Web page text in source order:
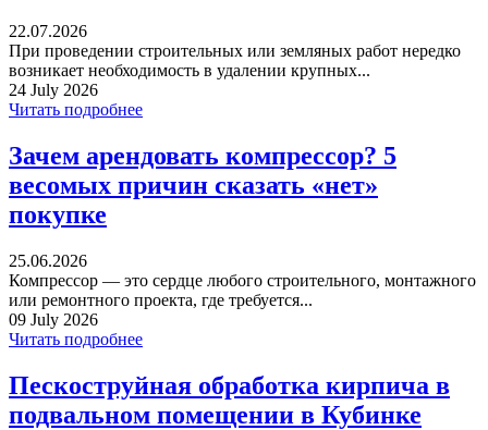
22.07.2026
При проведении строительных или земляных работ нередко
возникает необходимость в удалении крупных...
24 July 2026
Читать подробнее
Зачем арендовать компрессор? 5
весомых причин сказать «нет»
покупке
25.06.2026
Компрессор — это сердце любого строительного, монтажного
или ремонтного проекта, где требуется...
09 July 2026
Читать подробнее
Пескоструйная обработка кирпича в
подвальном помещении в Кубинке